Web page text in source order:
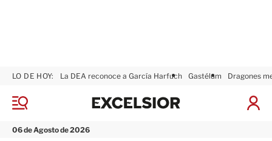
M
n
06 de Agosto de 2026
LO DE HOY: La DEA reconoce a García Harfuch Gastélum Dragones
I
x